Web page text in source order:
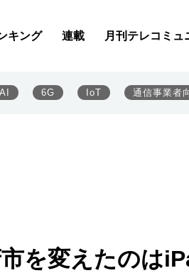
キング 連載 月刊テレコミュ
AI 6G IoT 通信事業者
を変えたのは